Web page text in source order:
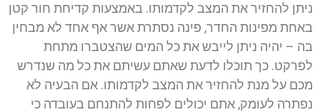
ניתן להחזיר את המצב לקדמותו. באמצעות קדיחת חור קטן
באחת מפינות החדר, פינה נסתרת אשר אף אחד לא מבחין
בה – יהיה ניתן לייבש את כל המים שהצטברו מתחת
לפרקט. כך תוכלו לדעת שאתם עשיתם את כל מה שנדרש
מכם על מנת להחזיר את המצב לקדמותו. אם הבעיה לא
נפתרה לעומק, אתם יכולים לפחות להתנחם בעובדה כי